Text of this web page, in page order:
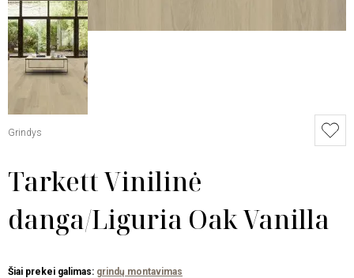
Grindys
Tarkett Vinilinė
danga/Liguria Oak Vanilla
Šiai prekei galimas: grindų montavimas